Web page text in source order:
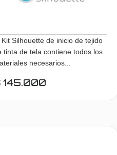
Kit Silhouette de inicio de tejido
tinta de tela contiene todos los
necesarios...
145.000